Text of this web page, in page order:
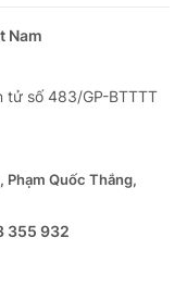
Nam
tử số 483/GP-BTTTT
Phạm Quốc Thắng,
355 932